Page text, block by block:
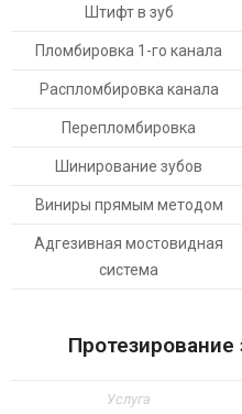
Штифт в зуб
Пломбировка 1-го канала
Распломбировка канала
Перепломбировка
Шинирование зубов
Виниры прямым методом
Адгезивная мостовидная
система
Услуга